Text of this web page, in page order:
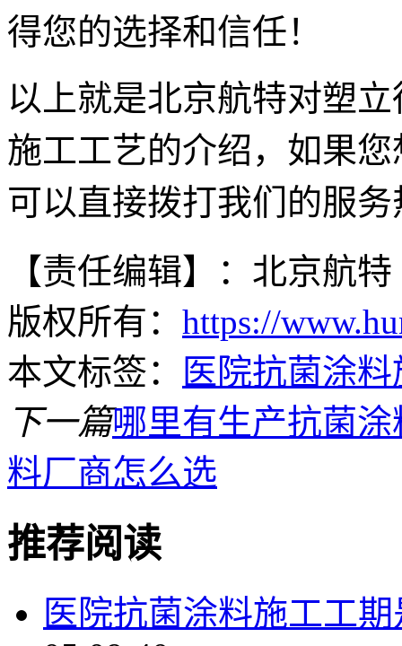
得您的选择和信任！
以上就是北京航特对塑
施工工艺的介绍，如果
可以直接拨打我们的服务
【责任编辑】：北京航特
版权所有： https://
本文标签：
医院抗菌涂
下一篇哪里有生产抗菌
料厂商怎么选
推荐阅读
医院抗菌涂料施工工